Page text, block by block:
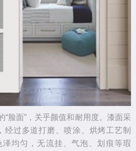
面”，关乎颜值和耐用度。漆面采
经过多道打磨、喷涂、烘烤工艺制
均匀，无流挂、气泡、划痕等瑕